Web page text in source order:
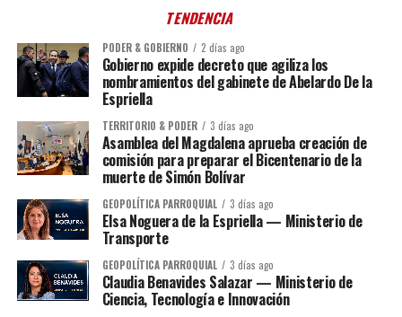
TENDENCIA
PODER & GOBIERNO 2 días ago
Gobierno expide decreto que agiliza los
nombramientos del gabinete de Abelardo De la
Espriella
TERRITORIO & PODER 3 días ago
Asamblea del Magdalena aprueba creación de
comisión para preparar el Bicentenario de la
muerte de Simón Bolívar
GEOPOLÍTICA PARROQUIAL 3 días ago
Elsa Noguera de la Espriella — Ministerio de
Transporte
GEOPOLÍTICA PARROQUIAL 3 días ago
Claudia Benavides Salazar — Ministerio de
Ciencia, Tecnología e Innovación